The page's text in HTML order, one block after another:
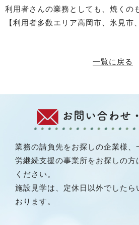
利用者さんの業務としても、焼くの
【利用者多数エリア高岡市、氷見市
一覧に戻る
お問い合わせ
業務の請負先をお探しの企業様、
労継続支援の事業所をお探しの方
ください。
施設見学は、定休日以外でしたら
おります。